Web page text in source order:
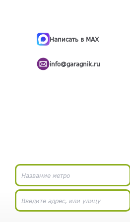
Написать в MAX
info@garagnik.ru